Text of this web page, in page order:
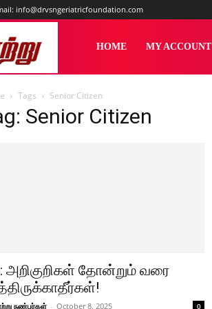
info@drvsngeriatricfoundation.com
HOME MY ACCOUNT
Tags Senior Citizen
Senior Citizen
அறிகுறிகள் தோன்றும் வரை
நண்பர்கள் - October 8, 2025 0